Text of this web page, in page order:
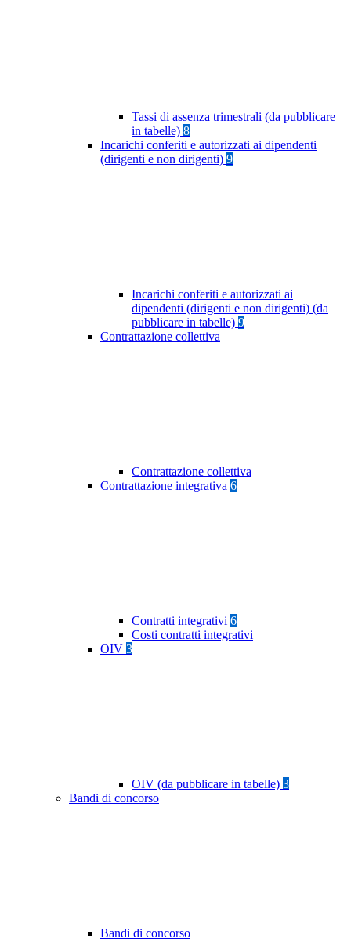
Tassi di assenza trimestrali (da pubblicare
in tabelle) 8
Incarichi conferiti e autorizzati ai dipendenti
(dirigenti e non dirigenti) 9
Incarichi conferiti e autorizzati ai
dipendenti (dirigenti e non dirigenti) (da
pubblicare in tabelle) 9
Contrattazione collettiva
Contrattazione collettiva
Contrattazione integrativa 6
Contratti integrativi 6
Costi contratti integrativi
OIV 3
OIV (da pubblicare in tabelle) 3
Bandi di concorso
Bandi di concorso